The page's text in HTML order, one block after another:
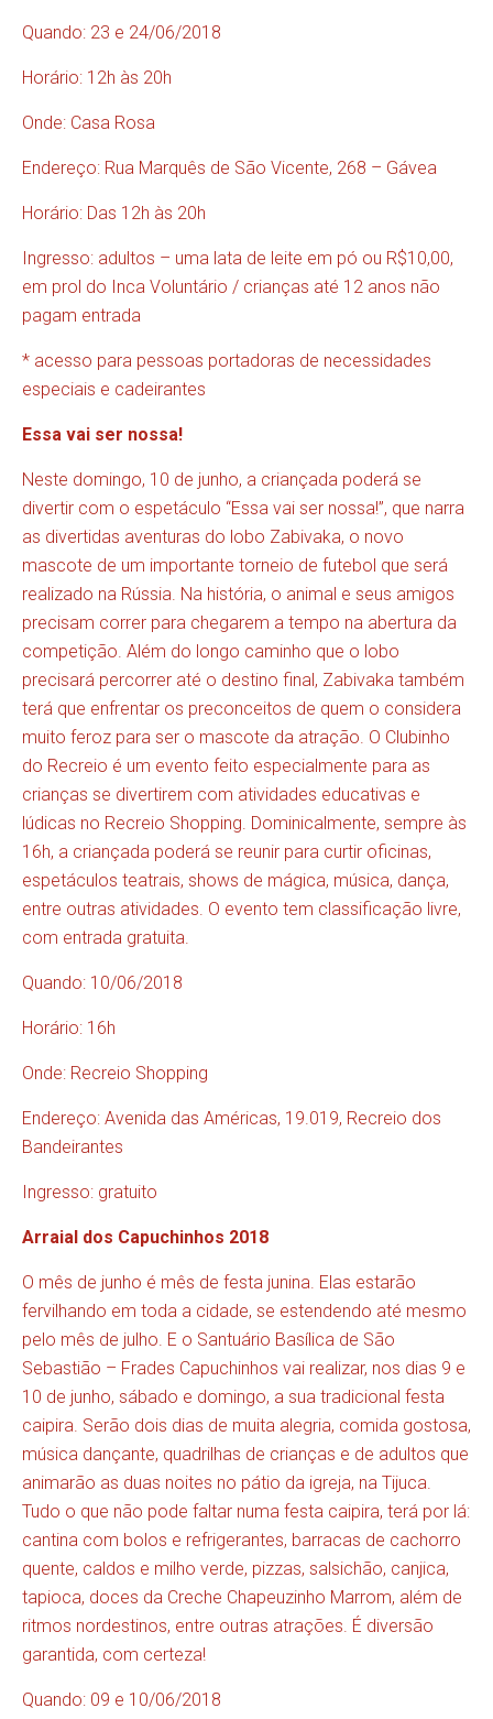
Quando: 23 e 24/06/2018
Horário: 12h às 20h
Onde: Casa Rosa
Endereço: Rua Marquês de São Vicente, 268 – Gávea
Horário: Das 12h às 20h
Ingresso: adultos – uma lata de leite em pó ou R$10,00,
em prol do Inca Voluntário / crianças até 12 anos não
pagam entrada
* acesso para pessoas portadoras de necessidades
especiais e cadeirantes
Essa vai ser nossa!
Neste domingo, 10 de junho, a criançada poderá se
divertir com o espetáculo “Essa vai ser nossa!”, que narra
as divertidas aventuras do lobo Zabivaka, o novo
mascote de um importante torneio de futebol que será
realizado na Rússia. Na história, o animal e seus amigos
precisam correr para chegarem a tempo na abertura da
competição. Além do longo caminho que o lobo
precisará percorrer até o destino final, Zabivaka também
terá que enfrentar os preconceitos de quem o considera
muito feroz para ser o mascote da atração. O Clubinho
do Recreio é um evento feito especialmente para as
crianças se divertirem com atividades educativas e
lúdicas no Recreio Shopping. Dominicalmente, sempre às
16h, a criançada poderá se reunir para curtir oficinas,
espetáculos teatrais, shows de mágica, música, dança,
entre outras atividades. O evento tem classificação livre,
com entrada gratuita.
Quando: 10/06/2018
Horário: 16h
Onde: Recreio Shopping
Endereço: Avenida das Américas, 19.019, Recreio dos
Bandeirantes
Ingresso: gratuito
Arraial dos Capuchinhos 2018
O mês de junho é mês de festa junina. Elas estarão
fervilhando em toda a cidade, se estendendo até mesmo
pelo mês de julho. E o Santuário Basílica de São
Sebastião – Frades Capuchinhos vai realizar, nos dias 9 e
10 de junho, sábado e domingo, a sua tradicional festa
caipira. Serão dois dias de muita alegria, comida gostosa,
música dançante, quadrilhas de crianças e de adultos que
animarão as duas noites no pátio da igreja, na Tijuca.
Tudo o que não pode faltar numa festa caipira, terá por lá:
cantina com bolos e refrigerantes, barracas de cachorro
quente, caldos e milho verde, pizzas, salsichão, canjica,
tapioca, doces da Creche Chapeuzinho Marrom, além de
ritmos nordestinos, entre outras atrações. É diversão
garantida, com certeza!
Quando: 09 e 10/06/2018